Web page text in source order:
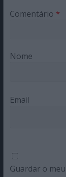
Comentário *
Nome
Email
Guardar o